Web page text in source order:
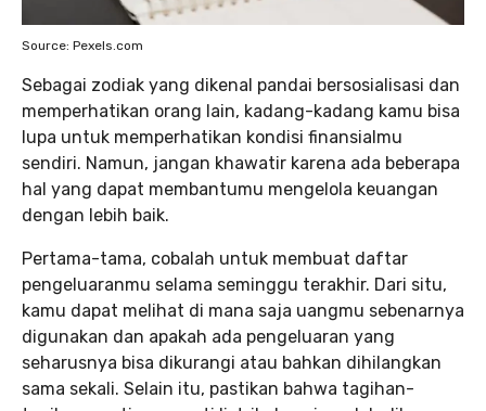
Source: Pexels.com
Sebagai zodiak yang dikenal pandai bersosialisasi dan
memperhatikan orang lain, kadang-kadang kamu bisa
lupa untuk memperhatikan kondisi finansialmu
sendiri. Namun, jangan khawatir karena ada beberapa
hal yang dapat membantumu mengelola keuangan
dengan lebih baik.
Pertama-tama, cobalah untuk membuat daftar
pengeluaranmu selama seminggu terakhir. Dari situ,
kamu dapat melihat di mana saja uangmu sebenarnya
digunakan dan apakah ada pengeluaran yang
seharusnya bisa dikurangi atau bahkan dihilangkan
sama sekali. Selain itu, pastikan bahwa tagihan-